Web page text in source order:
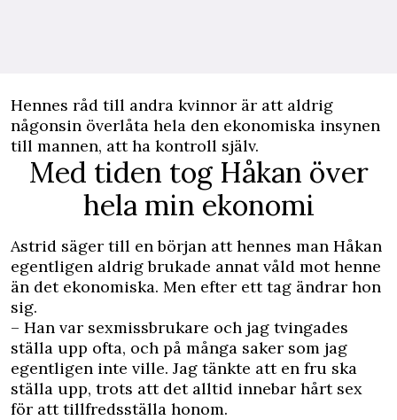
Hennes råd till andra kvinnor är att aldrig
någonsin överlåta hela den ekonomiska insynen
till mannen, att ha kontroll själv.
Med tiden tog Håkan över
hela min ekonomi
Astrid säger till en början att hennes man Håkan
egentligen aldrig brukade annat våld mot henne
än det ekonomiska. Men efter ett tag ändrar hon
sig.
– Han var sexmissbrukare och jag tvingades
ställa upp ofta, och på många saker som jag
egentligen inte ville. Jag tänkte att en fru ska
ställa upp, trots att det alltid innebar hårt sex
för att tillfredsställa honom.